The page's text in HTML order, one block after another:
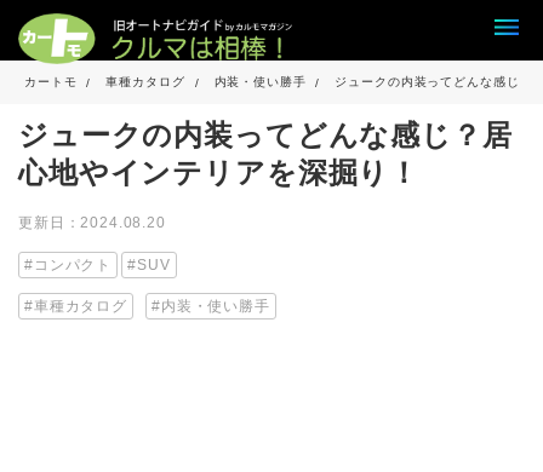
カートモ 車種カタログ 内装・使い勝手 ジュークの内装ってどんな感じ？
ジュークの内装ってどんな感じ？居
心地やインテリアを深掘り！
更新日：2024.08.20
コンパクト SUV
車種カタログ 内装・使い勝手